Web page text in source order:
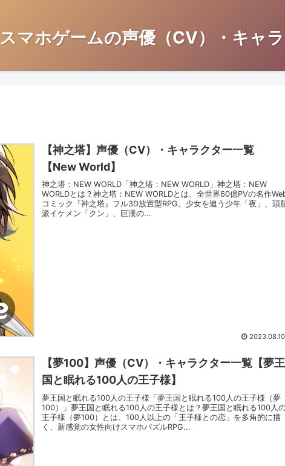
スマホゲームの声優（CV）・キャ
【神之塔】声優（CV）・キャラクター一覧
【New World】
神之塔：NEW WORLD「神之塔：NEW WORLD」神之塔：NEW
WORLDとは？神之塔：NEW WORLDとは、全世界60億PVの名作
コミック『神之塔』フル3D放置型RPG。少女を追う少年「夜」、頭
派イケメン「クン」、巨漢の...
2023.08.10
【夢100】声優（CV）・キャラクター一覧【夢王
国と眠れる100人の王子様】
夢王国と眠れる100人の王子様「夢王国と眠れる100人の王子様（夢
100）」夢王国と眠れる100人の王子様とは？夢王国と眠れる100人
王子様（夢100）とは、100人以上の「王子様との恋」を多角的に描
く、新感覚の女性向けスマホパズルRPG...